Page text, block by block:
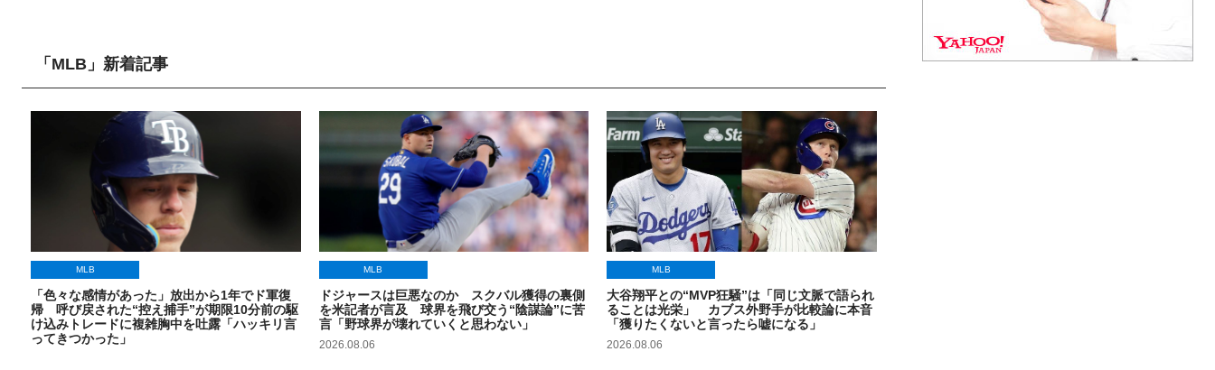
「MLB」新着記事
MLB
「色々な感情があった」放出から1年でド軍復
帰 呼び戻された“控え捕手”が期限10分前の駆
け込みトレードに複雑胸中を吐露「ハッキリ言
ってきつかった」
MLB
ドジャースは巨悪なのか スクバル獲得の裏側
を米記者が言及 球界を飛び交う“陰謀論”に苦
言「野球界が壊れていくと思わない」
2026.08.06
MLB
大谷翔平との“MVP狂騒”は「同じ文脈で語られ
ることは光栄」 カブス外野手が比較論に本音
「獲りたくないと言ったら嘘になる」
2026.08.06